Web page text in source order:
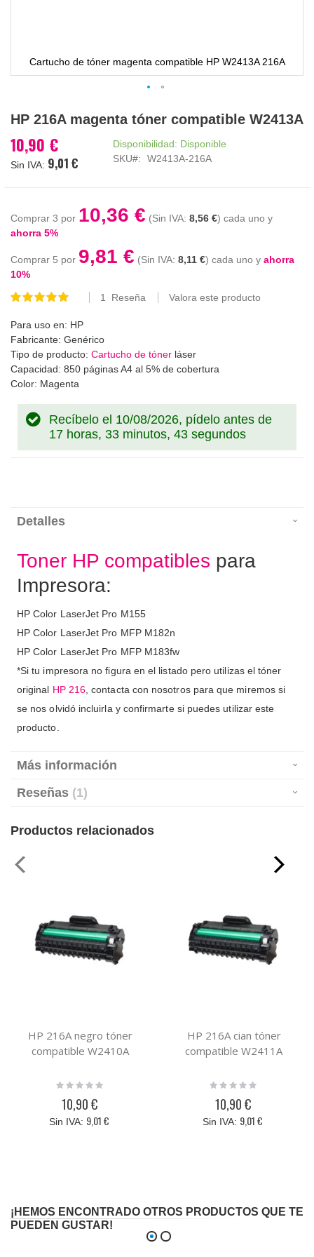
Cartucho de tóner magenta compatible HP W2413A 216A
al
de
la
HP 216A magenta tóner compatible W2413A
10,90 €
9,01 €
Disponibilidad: Disponible
SKU
W2413A-216A
Comprar 3 por 10,36 € 8,56 € cada uno y
ahorra 5%
Comprar 5 por 9,81 € 8,11 € cada uno y ahorra
10%
Valoración:
1 Reseña Valora este producto
Para uso en: HP
Fabricante: Genérico
Tipo de producto: Cartucho de tóner láser
Capacidad: 850 páginas A4 al 5% de cobertura
Color: Magenta
Recíbelo el 10/08/2026, pídelo antes de
17 horas, 33 minutos, 43 segundos
Detalles
Toner HP compatibles para
Impresora:
HP Color LaserJet Pro M155
HP Color LaserJet Pro MFP M182n
HP Color LaserJet Pro MFP M183fw
*Si tu impresora no figura en el listado pero utilizas el tóner
original HP 216 , contacta con nosotros para que miremos si
se nos olvidó incluirla y confirmarte si puedes utilizar este
producto.
Más información
Reseñas 1
Productos relacionados
HP 216A negro tóner
compatible W2410A
Rating:
10,90 €
9,01 €
HP 216A cian tóner
compatible W2411A
Rating:
10,90 €
9,01 €
¡HEMOS ENCONTRADO OTROS PRODUCTOS QUE TE
PUEDEN GUSTAR!